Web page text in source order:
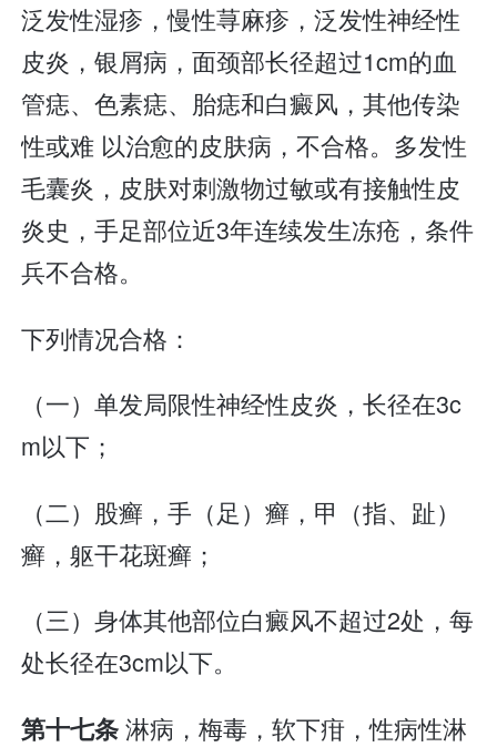
泛发性湿疹，慢性荨麻疹，泛发性神经性
皮炎，银屑病，面颈部长径超过1cm的血
管痣、色素痣、胎痣和白癜风，其他传染
性或难 以治愈的皮肤病，不合格。多发性
毛囊炎，皮肤对刺激物过敏或有接触性皮
炎史，手足部位近3年连续发生冻疮，条件
兵不合格。
下列情况合格：
（一）单发局限性神经性皮炎，长径在3c
m以下；
（二）股癣，手（足）癣，甲（指、趾）
癣，躯干花斑癣；
（三）身体其他部位白癜风不超过2处，每
处长径在3cm以下。
第十七条淋病，梅毒，软下疳，性病性淋